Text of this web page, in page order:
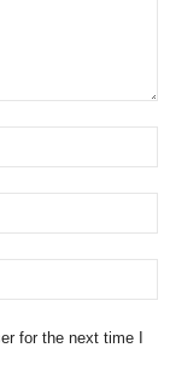
for the next time I